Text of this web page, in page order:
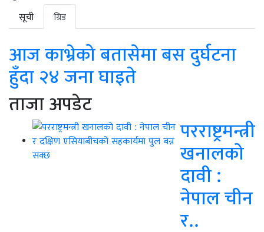
सूची ग्रिड
आज काभ्रेको बतासेमा बस दुर्घटना
हुँदा २४ जना घाइते
ताजा अपडेट
परराष्ट्रमन्त्री
खनालको
दावी :
नेपाल चीन
र..